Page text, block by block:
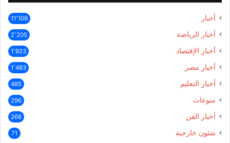
أخبار 11٬109
أخبار الرياضة 2٬205
أخبار الإقتصاد 1٬923
أخبار مصر 1٬483
أخبار التعليم 485
منوعات 296
أخبار الفن 268
شئون خارجية 71